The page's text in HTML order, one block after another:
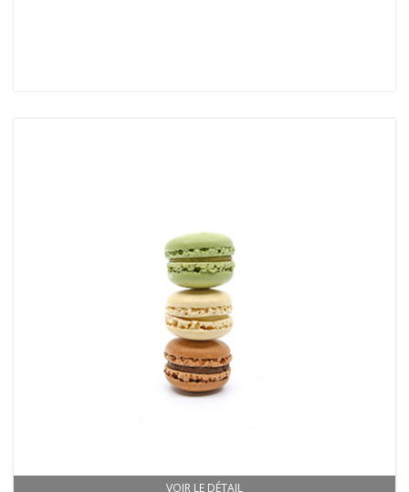
VOIR LE DÉTAIL